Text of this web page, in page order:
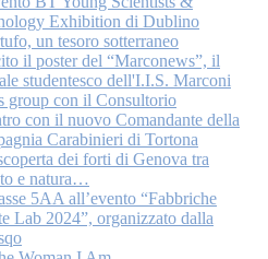
Exhibition di Dublino
un tesoro sotterraneo
il poster del “Marconews”, il
studentesco dell'I.I.S. Marconi
group con il Consultorio
con il nuovo Comandante della
Carabinieri di Tortona
dei forti di Genova tra
e natura…
5AA all’evento “Fabbriche
Lab 2024”, organizzato dalla